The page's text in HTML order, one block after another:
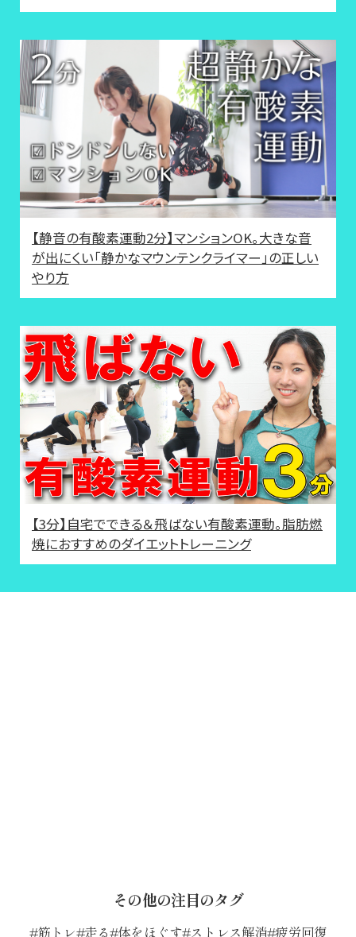
【静音の有酸素運動2分】マンションOK。大きな音
が出にくい「静かなマウンテンクライマー」の正しい
やり方
【3分】自宅でできる＆飛ばない有酸素運動。脂肪燃
焼におすすめのダイエットトレーニング
その他の注目のタグ
筋トレ 走る 体をほぐす ストレス解消 疲労回復